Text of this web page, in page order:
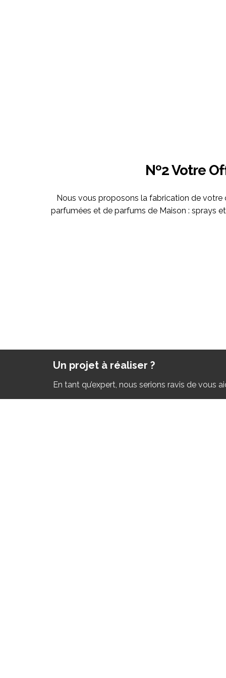
Nº2 Votre
Nous vous proposons la fabrication de
parfumées et de parfums de Maison : sprays
Un projet à réaliser ?
En tant qu’expert, nous serions ravis de vous